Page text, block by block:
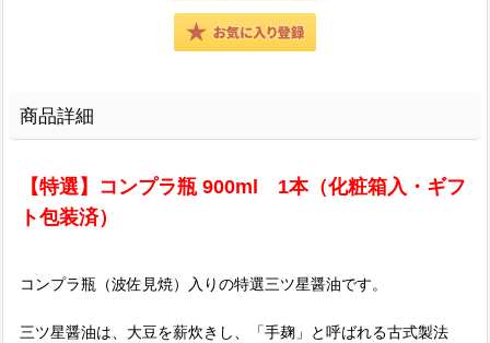
商品詳細
【特選】コンプラ瓶 900ml 1本（化粧箱入・ギフ
ト包装済）
コンプラ瓶（波佐見焼）入りの特選三ツ星醤油です。
三ツ星醤油は、大豆を薪炊きし、「手麹」と呼ばれる古式製法